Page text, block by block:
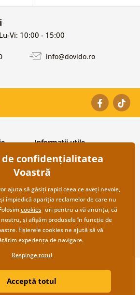
Vi: 10:00 - 15:00
info@dovido.ro
plată
Informații utile
Despre noi
Întrebări frecvente
Contacte
Cooperare angro
©2019 © Dovido.ro.
| Magazinul online a fost creat de
de confidențialitatea
Voastră
ajuta să găsiți rapid ceea ce aveți nevoie,
împiedică apariția reclamelor de care nu
cookies-uri pentru a vă anunța, că
și afișăm produsele în funcție de
Fișierele cookies ne ajută să vă
experiența de navigare.
Respinge totul
Acceptă totul